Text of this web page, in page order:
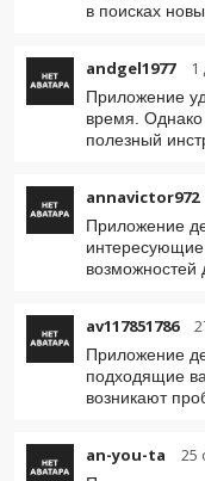
в поисках
andgel1977 1
Приложение
время. Однако
полезный
annavictor972
Приложение
возможностей
av117851786
Приложение
подходящие
возникают
an-you-ta 25